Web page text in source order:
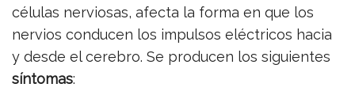
células nerviosas, afecta la forma en que los
nervios conducen los impulsos eléctricos hacia
y desde el cerebro. Se producen los siguientes
síntomas: